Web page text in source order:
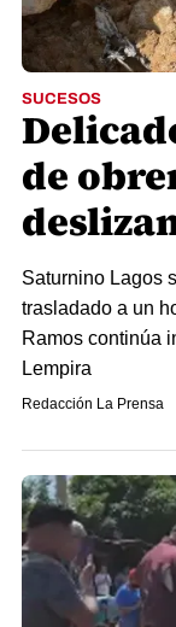
SUCESOS
de
Saturnino Lagos
trasladado a un
Ramos continúa
Lempira
Redacción La Prensa